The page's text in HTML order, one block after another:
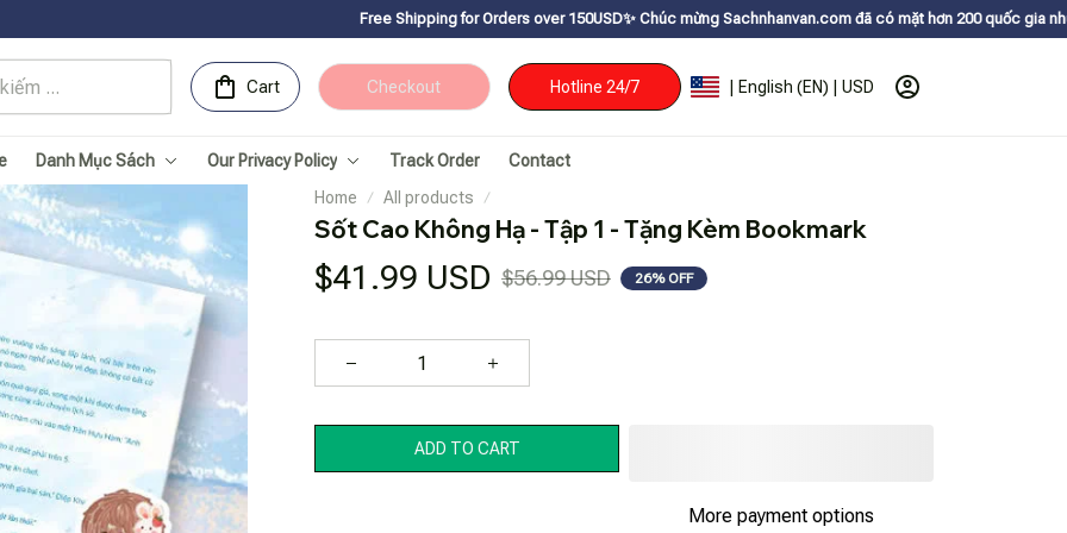
Free Shipping for Orders over 150USDㅤ✨ Chúc mừng Sachnhanvan.com đã có mặt hơn 200 quốc gia như Mỹ, Canada, Úc,
Cart Checkout Hotline 24/7 | English (EN) | USD
Danh Mục Sách Our Privacy Policy Track Order
Contact
Home
All products
Sốt Cao Không Hạ - Tập 1 - Tặng Kèm Bookmark
$41.99 USD $56.99 USD 26% OFF
ADD TO CART
More payment options